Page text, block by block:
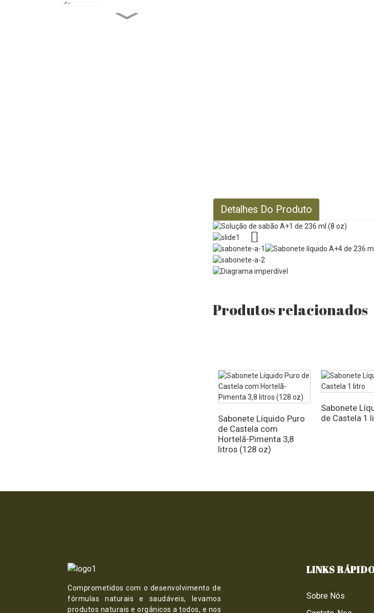
Detalhes Do Produto
Produtos relacionados
Sabonete Líquido Puro
de Castela com
Hortelã-Pimenta 3,8
litros (128 oz)
Sabonete
de Castela 1
Comprometidos com o desenvolvimento de
fórmulas naturais e saudáveis, levamos
produtos naturais e orgânicos a todos, e nos
LINKS
Sobre Nós